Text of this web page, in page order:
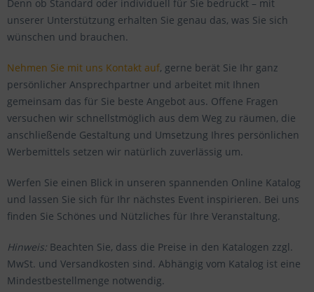
Denn ob Standard oder individuell für Sie bedruckt – mit
unserer Unterstützung erhalten Sie genau das, was Sie sich
wünschen und brauchen.
Nehmen Sie mit uns Kontakt auf, gerne berät Sie Ihr ganz
persönlicher Ansprechpartner und arbeitet mit Ihnen
gemeinsam das für Sie beste Angebot aus. Offene Fragen
versuchen wir schnellstmöglich aus dem Weg zu räumen, die
anschließende Gestaltung und Umsetzung Ihres persönlichen
Werbemittels setzen wir natürlich zuverlässig um.
Werfen Sie einen Blick in unseren spannenden Online Katalog
und lassen Sie sich für Ihr nächstes Event inspirieren. Bei uns
finden Sie Schönes und Nützliches für Ihre Veranstaltung.
Hinweis: Beachten Sie, dass die Preise in den Katalogen zzgl.
MwSt. und Versandkosten sind. Abhängig vom Katalog ist eine
Mindestbestellmenge notwendig.